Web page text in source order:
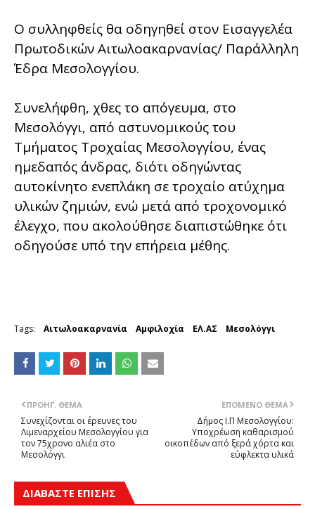
Ο συλληφθείς θα οδηγηθεί στον Εισαγγελέα
Πρωτοδικών Αιτωλοακαρνανίας/ Παράλληλη
Έδρα Μεσολογγίου.
Συνελήφθη, χθες το απόγευμα, στο
Μεσολόγγι, από αστυνομικούς του
Τμήματος Τροχαίας Μεσολογγίου, ένας
ημεδαπός άνδρας, διότι οδηγώντας
αυτοκίνητο ενεπλάκη σε τροχαίο ατύχημα
υλικών ζημιών, ενώ μετά από τροχονομικό
έλεγχο, που ακολούθησε διαπιστώθηκε ότι
οδηγούσε υπό την επήρεια μέθης.
Tags: Αιτωλοακαρνανία Αμφιλοχία ΕΛ.ΑΣ Μεσολόγγι
ΕΠΌΜΕΝΟ ΘΈΜΑ
Δήμος Ι.Π Μεσολογγίου:
Υποχρέωση καθαρισμού
οικοπέδων από ξερά χόρτα και
εύφλεκτα υλικά
ΠΡΟΗΓ. ΘΈΜΑ
Συνεχίζονται οι έρευνες του
Λιμεναρχείου Μεσολογγίου για
τον 75χρονο αλιέα στο
Μεσολόγγι
ΔΙΑΒΑΣΤΕ ΕΠΙΣΗΣ